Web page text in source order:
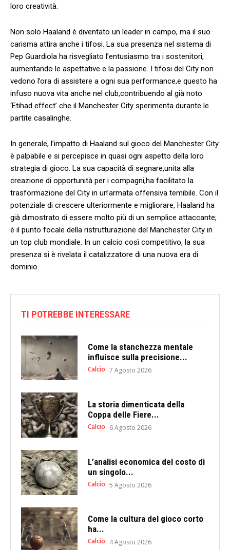
loro⁢ creatività.
Non solo⁢ Haaland ⁣è diventato un leader‌ in campo, ma il suo
carisma attira anche⁢ i tifosi. La sua presenza nel sistema di
Pep⁢ Guardiola ha risvegliato l’entusiasmo tra i sostenitori,
aumentando le aspettative e ⁢la passione.‍ I tifosi‌ del ​City non
vedono l’ora di assistere a ogni sua performance,e questo ha
infuso⁢ nuova vita anche nel club,contribuendo al già noto
‘Etihad‌ effect’ ‍che il Manchester City sperimenta durante le
partite casalinghe.
In generale, ‍l’impatto di Haaland sul gioco del Manchester City
è palpabile e si ‌percepisce in quasi ogni‌ aspetto‍ della loro
strategia di gioco. La sua capacità di segnare,unita alla
creazione di opportunità per i compagni,ha facilitato la
trasformazione del City in un’armata offensiva⁢ temibile. Con il
potenziale di ​crescere ulteriormente ​e migliorare, ‍Haaland ha
già ⁤dimostrato di essere molto più di un‍ semplice‌ attaccante;
è ⁣il punto focale della ristrutturazione del Manchester City in
un top club​ mondiale. In un calcio così competitivo, la sua
presenza si è rivelata il catalizzatore di una nuova era di
dominio.
TI POTREBBE INTERESSARE
Come la stanchezza mentale
influisce sulla precisione...
Calcio 7 Agosto 2026
La storia dimenticata della
Coppa delle Fiere...
Calcio 6 Agosto 2026
L’analisi economica del costo di
un singolo...
Calcio 5 Agosto 2026
Come la cultura del gioco corto
ha...
Calcio 4 Agosto 2026